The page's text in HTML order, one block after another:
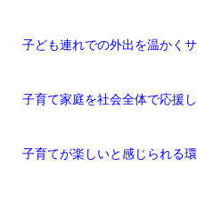
子ども連れでの外出を温かく
子育て家庭を社会全体で応援し
子育てが楽しいと感じられる